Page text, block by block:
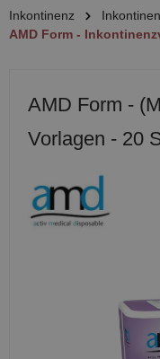
Inkontinenz
AMD Form -
AMD Form -
Vorlagen - 20